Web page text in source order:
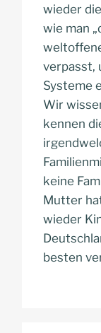
wieder
wie man
verpasst,
Systeme
Wir
kennen
keine
Mutter
wieder
besten